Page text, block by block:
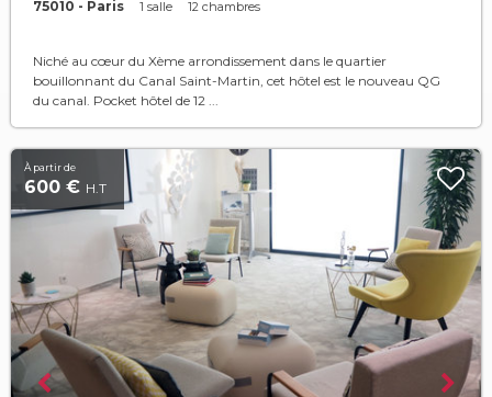
75010 - Paris 1 salle 12 chambres
Niché au cœur du Xème arrondissement dans le quartier
bouillonnant du Canal Saint-Martin, cet hôtel est le nouveau QG
du canal. Pocket hôtel de 12 ...
À partir de
600 € H.T